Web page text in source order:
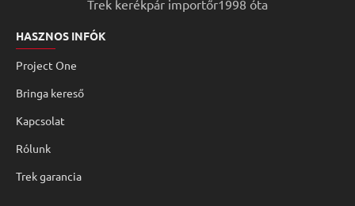
Trek kerékpár importőr1998 óta
HASZNOS INFÓK
Project One
Bringa kereső
Kapcsolat
Rólunk
Trek garancia